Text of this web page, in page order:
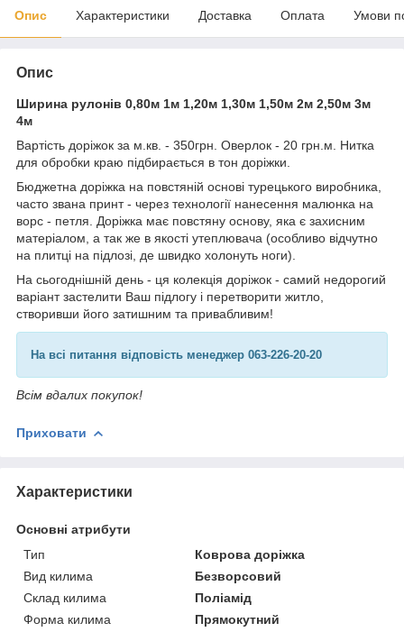
Опис Характеристики Доставка Оплата Умови
Опис
Ширина рулонів 0,80м 1м 1,20м 1,30м 1,50м 2м 2,50м 3м
4м
Вартість доріжок за м.кв. - 350грн. Оверлок - 20 грн.м. Нитка
для обробки краю підбирається в тон доріжки.
Бюджетна доріжка на повстяній основі турецького виробника,
часто звана принт - через технології нанесення малюнка на
ворс - петля. Доріжка має повстяну основу, яка є захисним
матеріалом, а так же в якості утеплювача (особливо відчутно
на плитці на підлозі, де швидко холонуть ноги).
На сьогоднішній день - ця колекція доріжок - самий недорогий
варіант застелити Ваш підлогу і перетворити житло,
створивши його затишним та привабливим!
На всі питання відповість менеджер 063-226-20-20
Всім вдалих покупок!
Приховати
Характеристики
Основні атрибути
Тип
Коврова доріжка
Вид килима
Безворсовий
Склад килима
Поліамід
Форма килима
Прямокутний